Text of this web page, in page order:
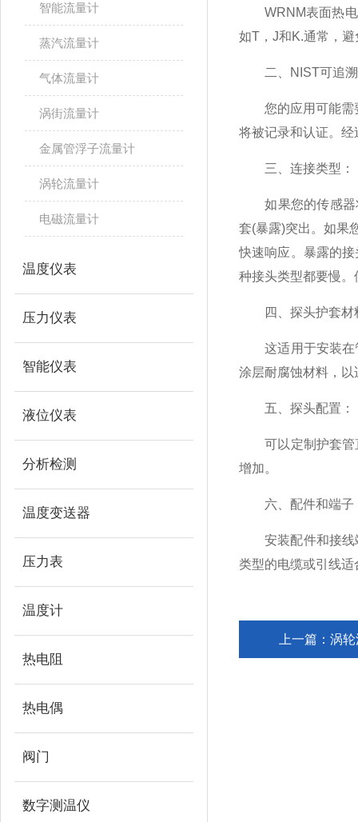
智能流量计
蒸汽流量计
气体流量计
涡街流量计
金属管浮子流量计
涡轮流量计
电磁流量计
温度仪表
压力仪表
智能仪表
液位仪表
分析检测
温度变送器
压力表
温度计
热电阻
热电偶
阀门
数字测温仪
WRNM表面热电
如T，J和K.通常，
二、NIST可追溯
您的应用可能需
将被记录和认证。
三、连接类型：
如果您的传感器将
套(暴露)突出。如果
快速响应。暴露的
种接头类型都要慢
四、探头护套材
这适用于安装在管
涂层耐腐蚀材料，
五、探头配置：
可以定制护套管直
增加。
六、配件和端子
安装配件和接线端
类型的电缆或引线适
上一篇： 涡